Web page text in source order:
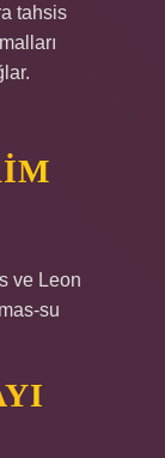
tahsis
ve Leon
su